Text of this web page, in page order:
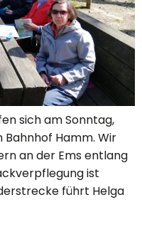
sich am Sonntag,
Bahnhof Hamm. Wir
an der Ems entlang
ist
führt Helga